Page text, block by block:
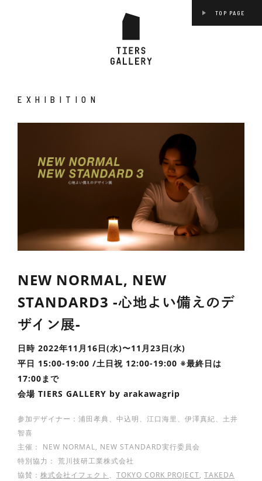
TOP PAGE
EXHIBITION
NEW NORMAL, NEW
STANDARD3 -⼼地よい備えのデ
ザイン展-
⽇時 2022年11⽉16⽇(⽔)〜11⽉23⽇(⽔)
平⽇ 15:00-19:00 /⼟⽇祝 12:00-19:00 ※最終⽇は
17:00まで
会場 TIERS GALLERY by arakawagrip
参加デザイナー：浦⽥孝典、中込明、江⼝海⾥、伊澤真紀、⼟井
智喜
主催： NEW NORMAL, NEW STANDARD実⾏委員会
特別協⼒： 荒川技研⼯業株式会社
協賛： 株式会社イフェクト 、 TOKYO CORK PROJECT, TAKEDA